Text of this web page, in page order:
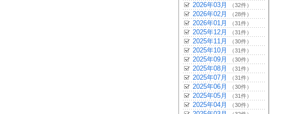
2026年03月 （32件）
2026年02月 （28件）
2026年01月 （31件）
2025年12月 （31件）
2025年11月 （30件）
2025年10月 （31件）
2025年09月 （30件）
2025年08月 （31件）
2025年07月 （31件）
2025年06月 （30件）
2025年05月 （31件）
2025年04月 （30件）